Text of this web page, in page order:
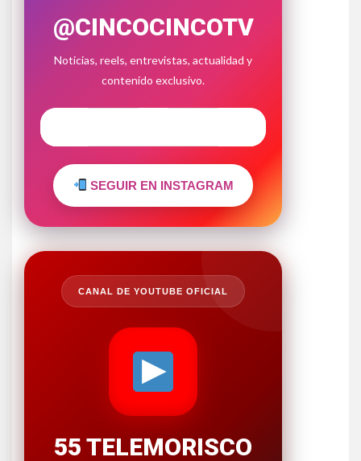
@CINCOCINCOTV
Noticias, reels, entrevistas, actualidad y
contenido exclusivo.
SEGUIR EN INSTAGRAM
CANAL DE YOUTUBE OFICIAL
55 TELEMORISCO